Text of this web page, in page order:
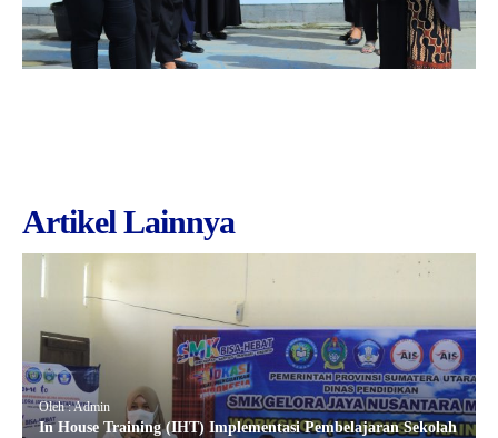
Artikel Lainnya
Oleh : Admin
In House Training (IHT) Implementasi Pembelajaran Sekolah